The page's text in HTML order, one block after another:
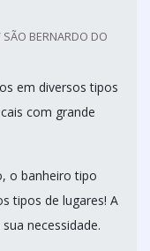
BERNARDO DO
em diversos tipos
com grande
o banheiro tipo
tipos de lugares! A
necessidade.